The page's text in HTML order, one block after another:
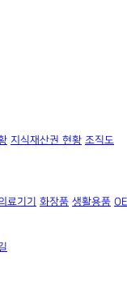
지식재산권 현황 조직도
료기기 화장품 생활용품